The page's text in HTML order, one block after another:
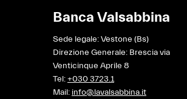
Banca Valsabbina
Sede legale: Vestone (Bs)
Direzione Generale: Brescia via
Venticinque Aprile 8
Tel:+030 3723.1
Mail: info@lavalsabbina.it